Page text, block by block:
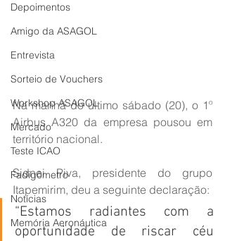
Depoimentos
Amigo da ASAGOL
Entrevista
Sorteio de Vouchers
Workshop ASAGOL
Mercado
Teste ICAO
Fadigômetro
Notícias
Memória Aeronáutica
Na manhã do último sábado (20), o 1º
Airbus A320 da empresa pousou em
território nacional.
Sidnei Piva, presidente do grupo
Itapemirim, deu a seguinte declaração:
“Estamos radiantes com a
oportunidade de riscar céu